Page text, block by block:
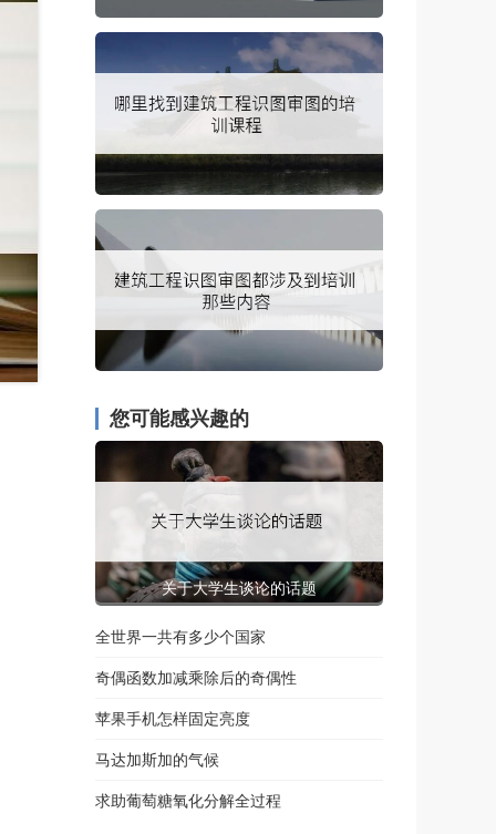
您可能感兴趣的
关于大学生谈论的话题
全世界一共有多少个国家
奇偶函数加减乘除后的奇偶性
苹果手机怎样固定亮度
马达加斯加的气候
求助葡萄糖氧化分解全过程